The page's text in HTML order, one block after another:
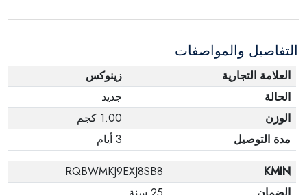
عبوته الأصلية. لاحظ أنه لا يمكن إرجاع المنتجات
وفي عبواتها الأصلية.
التفاصيل والمواصفات
العلامة التجارية
زينوكس
الحالة
جديد
الوزن
1.00 كجم
مدة التوصيل
3 أيام
KMIN
RQBWMKJ9EXJ8SB8